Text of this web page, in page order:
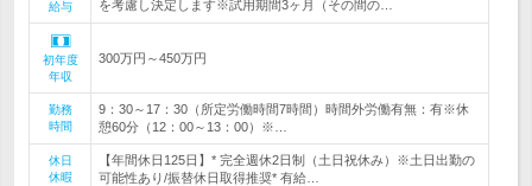
給与 を考慮し決定します※試用期間3ヶ月（その間の…
初年度
年収
300万円～450万円
勤務
時間
9：30～17：30（所定労働時間7時間）時間外労働有無：有※休
憩60分（12：00～13：00）※…
休日
休暇
【年間休日125日】* 完全週休2日制（土日祝休み）※土日出勤の
可能性あり/振替休日取得推奨* 有給…